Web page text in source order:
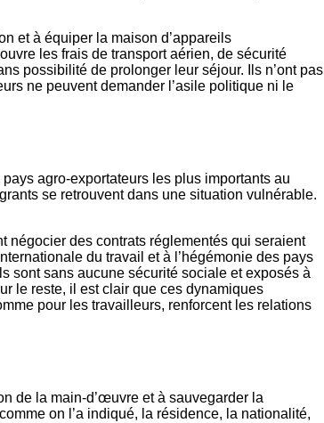
et à équiper la maison d’appareils
les frais de transport aérien, de sécurité
possibilité de prolonger leur séjour. Ils n’ont pas
ne peuvent demander l’asile politique ni le
agro-exportateurs les plus importants au
se retrouvent dans une situation vulnérable.
négocier des contrats réglementés qui seraient
du travail et à l’hégémonie des pays
sont sans aucune sécurité sociale et exposés à
le reste, il est clair que ces dynamiques
pour les travailleurs, renforcent les relations
de la main-d’œuvre et à sauvegarder la
on l’a indiqué, la résidence, la nationalité,